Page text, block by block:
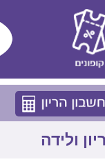
ולידה